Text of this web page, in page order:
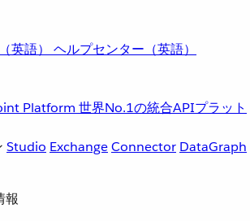
英語） ヘルプセンター（英語）
Platform 世界No.1の統合APIプラット
Studio ExchangeConnector DataGraph
報